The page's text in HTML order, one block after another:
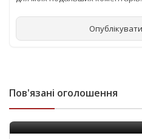
Пов'язані оголошення